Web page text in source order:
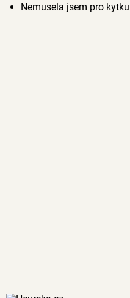
Nemusela jsem pro